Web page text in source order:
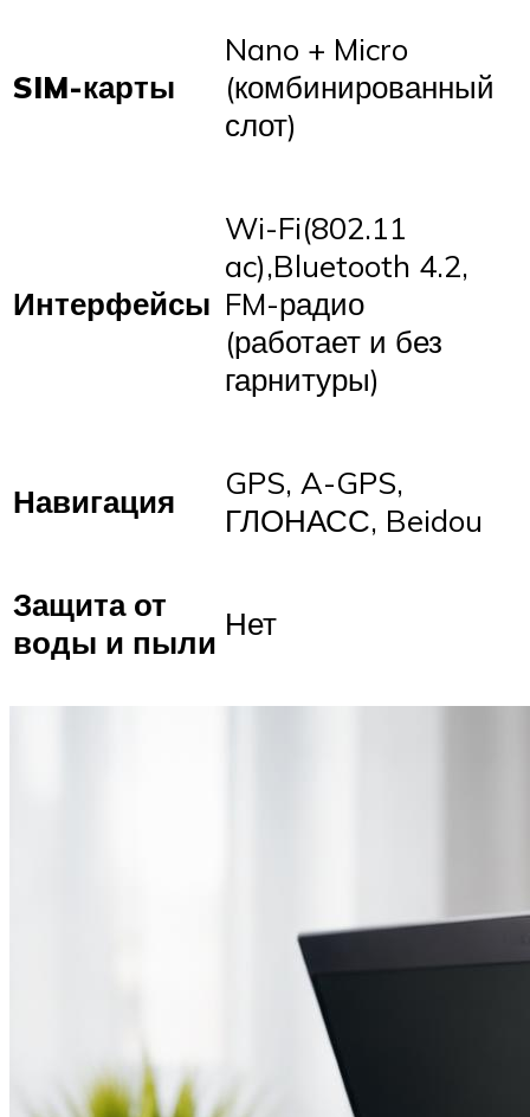
SIM-карты
Nano + Micro
(комбинированный
слот)
Интерфейсы
Wi-Fi(802.11
ac),Bluetooth 4.2,
FM-радио
(работает и без
гарнитуры)
Навигация
GPS, A-GPS,
ГЛОНАСС, Beidou
Защита от
воды и пыли Нет